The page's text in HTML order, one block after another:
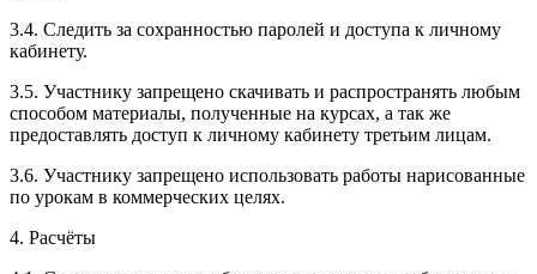
3.4. Следить за сохранностью паролей и доступа к личному
кабинету.
3.5. Участнику запрещено скачивать и распространять любым
способом материалы, полученные на курсах, а так же
предоставлять доступ к личному кабинету третьим лицам.
3.6. Участнику запрещено использовать работы нарисованные
по урокам в коммерческих целях.
4. Расчёты